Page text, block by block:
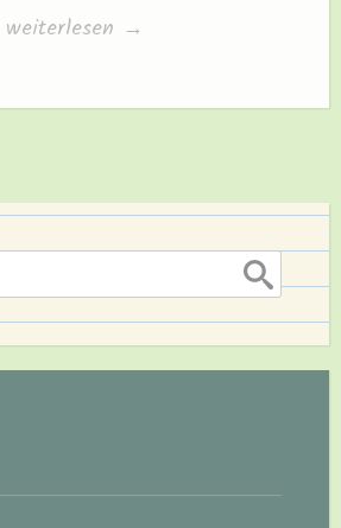
„Hund
Kind“
weiterlesen →